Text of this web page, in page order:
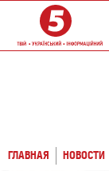
ГЛАВНАЯ НОВОСТИ